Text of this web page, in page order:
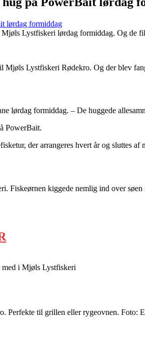
lørdag formiddag
Lystfiskeri lørdag formiddag. Og
Lystfiskeri Rødekro. Og der blev
lørdag formiddag. – De huggede
PowerBait.
der arrangeres hvert år og sluttes
Fiskeørnen kiggede nemlig ind over søen
med i Mjøls Lystfiskeri
Perfekte til grillen eller rygeovnen. Foto: